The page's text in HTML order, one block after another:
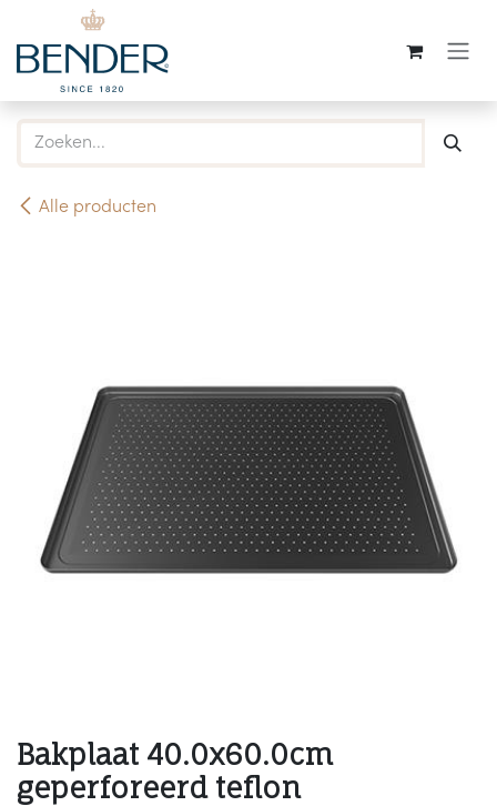
Overslaan naar inhoud
Alle producten
Bakplaat 40.0x60.0cm
geperforeerd teflon